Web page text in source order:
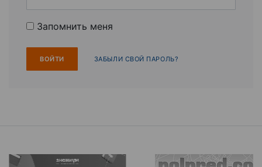
Запомнить меня
ЗАБЫЛИ СВОЙ ПАРОЛЬ?